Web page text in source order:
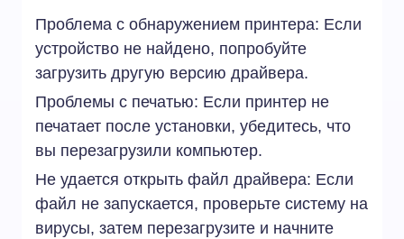
Проблема с обнаружением принтера: Если
устройство не найдено, попробуйте
загрузить другую версию драйвера.
Проблемы с печатью: Если принтер не
печатает после установки, убедитесь, что
вы перезагрузили компьютер.
Не удается открыть файл драйвера: Если
файл не запускается, проверьте систему на
вирусы, затем перезагрузите и начните